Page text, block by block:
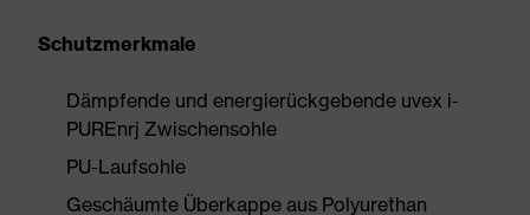
Schutzmerkmale
Dämpfende und energierückgebende uvex i-
PUREnrj Zwischensohle
PU-Laufsohle
Geschäumte Überkappe aus Polyurethan